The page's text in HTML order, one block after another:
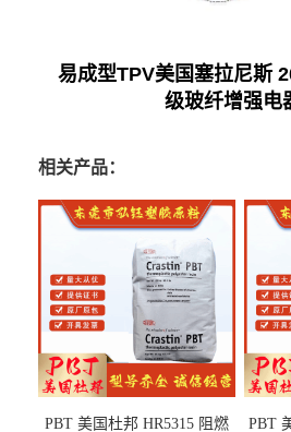
易成型TPV美国塞拉尼斯
级玻纤增强电
相关产品：
PBT 美国杜邦 HR5315 阻燃
PBT